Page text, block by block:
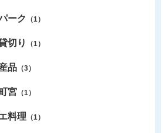
ーク （1）
切り （1）
品 （3）
宮 （1）
料理 （1）